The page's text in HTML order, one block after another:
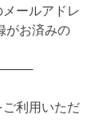
ールアドレ
がお済みの
利用いただ